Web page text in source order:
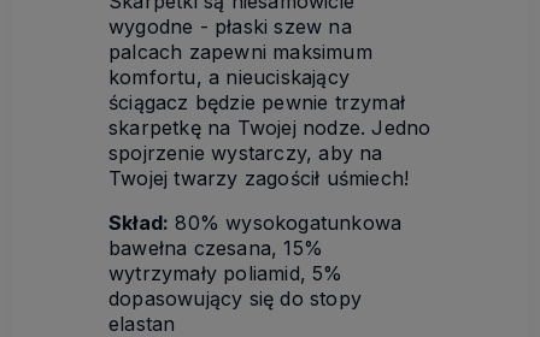
wygodne - płaski szew na
palcach zapewni maksimum
komfortu, a nieuciskający
ściągacz będzie pewnie trzymał
skarpetkę na Twojej nodze. Jedno
spojrzenie wystarczy, aby na
Twojej twarzy zagościł uśmiech!
Skład: 80% wysokogatunkowa
bawełna czesana, 15%
wytrzymały poliamid, 5%
dopasowujący się do stopy
elastan